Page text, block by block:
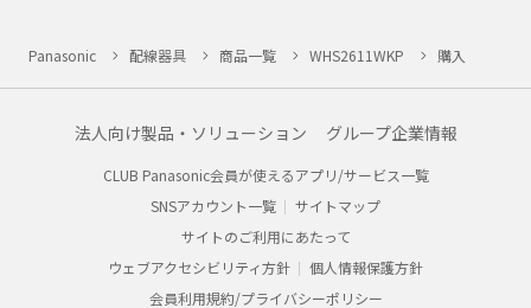
Panasonic 配線器具 商品一覧 WHS2611WKP 購入
法人向け製品・ソリューション グループ企業情報
CLUB Panasonic会員が使えるアプリ/サービス一覧
SNSアカウント一覧
サイトマップ
サイトのご利用にあたって
ウェブアクセシビリティ方針
個人情報保護方針
会員利用規約/プライバシーポリシー